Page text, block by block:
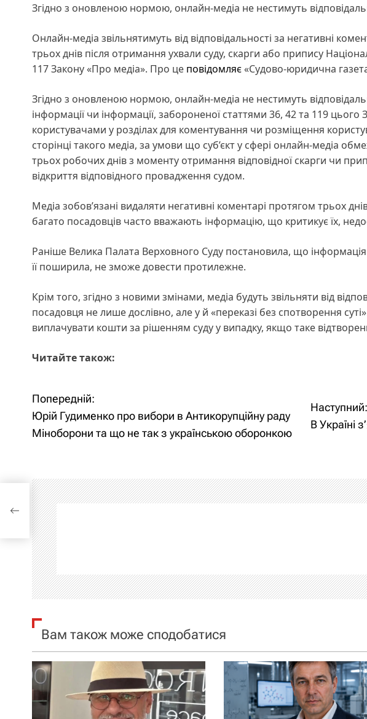
Згідно з оновленою нормою, онлайн-медіа не нестимуть
Онлайн-медіа звільнятимуть від відповідальності за негативні
трьох днів після отримання ухвали суду, скарги або припису
117 Закону «Про медіа». Про це повідомляє«Судово-юридична
Згідно з оновленою нормою, онлайн-медіа не нестимуть
інформації чи інформації, забороненої статтями 36, 42 та 119
користувачами у розділах для коментування чи розміщення
сторінці такого медіа, за умови що суб’єкт у сфері онлайн-медіа
трьох робочих днів з моменту отримання відповідної скарги чи
відкриття відповідного провадження судом.
Медіа зобов’язані видаляти негативні коментарі протягом трьох
багато посадовців часто вважають інформацію, що критикує їх,
Раніше Велика Палата Верховного Суду постановила, що
її поширила, не зможе довести протилежне.
Крім того, згідно з новими змінами, медіа будуть звільняти від
посадовця не лише дослівно, але у й «переказі без спотворення
виплачувати кошти за рішенням суду у випадку, якщо таке
Читайте також:
Н
а
і
г
а
ц
і
я
а
п
Попередній:
Юрій Гудименко про вибори в Антикорупційну раду
Міноборони та що не так з українською оборонкою
Наступний:
В Україні
Вам також може сподобатися